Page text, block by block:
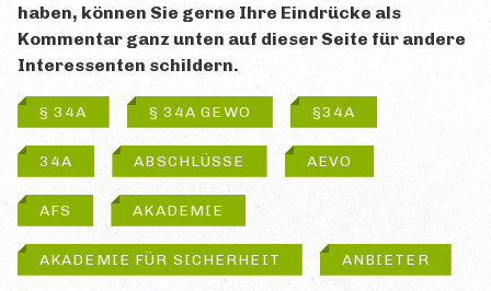
haben, können Sie gerne Ihre Eindrücke als
Kommentar ganz unten auf dieser Seite für andere
Interessenten schildern.
§ 34A § 34A GEWO §34A
34A ABSCHLÜSSE AEVO
AFS AKADEMIE
AKADEMIE FÜR SICHERHEIT ANBIETER